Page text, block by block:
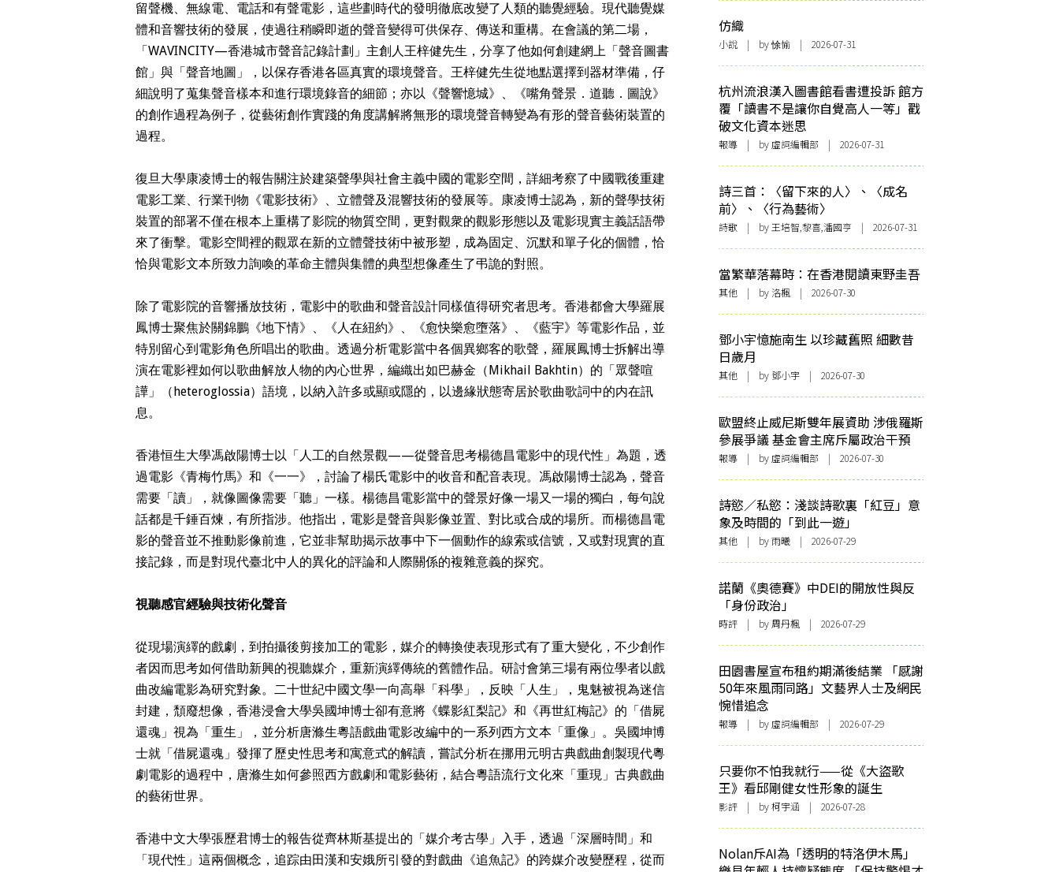
留聲機、無線電、電話和有聲電影，這些劃時代的發明徹底改變了人類的聽覺經驗。現代聽覺媒
體和音響技術的發展，使過往稍瞬即逝的聲音變得可供保存、傳送和重構。在會議的第二場，
「WAVINCITY—香港城市聲音記錄計劃」主創人王梓健先生，分享了他如何創建網上「聲音圖書
館」與「聲音地圖」，以保存香港各區真實的環境聲音。王梓健先生從地點選擇到器材準備，仔
細說明了蒐集聲音樣本和進行環境錄音的細節；亦以《聲響憶城》、《嘴角聲景．道聽．圖說》
的創作過程為例子，從藝術創作實踐的角度講解將無形的環境聲音轉變為有形的聲音藝術裝置的
過程。
復旦大學康凌博士的報告關注於建築聲學與社會主義中國的電影空間，詳細考察了中國戰後重建
電影工業、行業刊物《電影技術》、立體聲及混響技術的發展等。康凌博士認為，新的聲學技術
裝置的部署不僅在根本上重構了影院的物質空間，更對觀衆的觀影形態以及電影現實主義話語帶
來了衝擊。電影空間裡的觀眾在新的立體聲技術中被形塑，成為固定、沉默和單子化的個體，恰
恰與電影文本所致力詢喚的革命主體與集體的典型想像產生了弔詭的對照。
除了電影院的音響播放技術，電影中的歌曲和聲音設計同樣值得研究者思考。香港都會大學羅展
鳳博士聚焦於關錦鵬《地下情》、《人在紐約》、《愈快樂愈墮落》、《藍宇》等電影作品，並
特別留心到電影角色所唱出的歌曲。透過分析電影當中各個異鄉客的歌聲，羅展鳳博士拆解出導
演在電影裡如何以歌曲解放人物的內心世界，編織出如巴赫金（Mikhail Bakhtin）的「眾聲喧
譁」（heteroglossia）語境，以納入許多或顯或隱的，以邊緣狀態寄居於歌曲歌詞中的内在訊
息。
香港恒生大學馮啟陽博士以「人工的自然景觀——從聲音思考楊德昌電影中的現代性」為題，透
過電影《青梅竹馬》和《一一》，討論了楊氏電影中的收音和配音表現。馮啟陽博士認為，聲音
需要「讀」，就像圖像需要「聽」一樣。楊德昌電影當中的聲景好像一場又一場的獨白，每句說
話都是千錘百煉，有所指涉。他指出，電影是聲音與影像並置、對比或合成的場所。而楊德昌電
影的聲音並不推動影像前進，它並非幫助揭示故事中下一個動作的線索或信號，又或對現實的直
接記錄，而是對現代臺北中人的異化的評論和人際關係的複雜意義的探究。
視聽感官經驗與技術化聲音
從現場演繹的戲劇，到拍攝後剪接加工的電影，媒介的轉換使表現形式有了重大變化，不少創作
者因而思考如何借助新興的視聽媒介，重新演繹傳統的舊體作品。研討會第三場有兩位學者以戲
曲改編電影為研究對象。二十世紀中國文學一向高舉「科學」，反映「人生」，鬼魅被視為迷信
封建，頹廢想像，香港浸會大學吳國坤博士卻有意將《蝶影紅梨記》和《再世紅梅記》的「借屍
還魂」視為「重生」，並分析唐滌生粵語戲曲電影改編中的一系列西方文本「重像」。吳國坤博
士就「借屍還魂」發揮了歷史性思考和寓意式的解讀，嘗試分析在挪用元明古典戲曲創製現代粵
劇電影的過程中，唐滌生如何參照西方戲劇和電影藝術，結合粵語流行文化來「重現」古典戲曲
的藝術世界。
香港中文大學張歷君博士的報告從齊林斯基提出的「媒介考古學」入手，透過「深層時間」和
「現代性」這兩個概念，追踪由田漢和安娥所引發的對戲曲《追魚記》的跨媒介改變歷程，從而
仿織
小說 | by 悇愉 | 2026-07-31
杭州流浪漢入圖書館看書遭投訴 館方
覆「讀書不是讓你自覺高人一等」戳
破文化資本迷思
報導 | by 虛詞編輯部 | 2026-07-31
詩三首：〈留下來的人〉、〈成名
前〉、〈行為藝術〉
詩歌 | by 王培智,黎喜,潘國亨 | 2026-07-31
當繁華落幕時：在香港閱讀東野圭吾
其他 | by洛楓 | 2026-07-30
鄧小宇憶施南生 以珍藏舊照 細數昔
日歲月
其他 | by 鄧小宇 | 2026-07-30
歐盟終止威尼斯雙年展資助 涉俄羅斯
參展爭議 基金會主席斥屬政治干預
報導 | by 虛詞編輯部 | 2026-07-30
詩慾／私慾：淺談詩歌裏「紅豆」意
象及時間的「到此一遊」
其他 | by 雨曦 | 2026-07-29
諾蘭《奧德賽》中DEI的開放性與反
「身份政治」
時評 | by 周丹楓 | 2026-07-29
田園書屋宣布租約期滿後結業 「感謝
50年來風雨同路」文藝界人士及網民
惋惜追念
報導 | by 虛詞編輯部 | 2026-07-29
只要你不怕我就行——從《大盜歌
王》看邱剛健女性形象的誕生
影評 | by 柯宇涵 | 2026-07-28
Nolan斥AI為「透明的特洛伊木馬」